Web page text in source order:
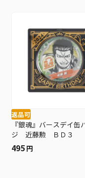
返品可
『銀魂』バースデイ缶
ジ 近藤勲 ＢＤ３
495 円